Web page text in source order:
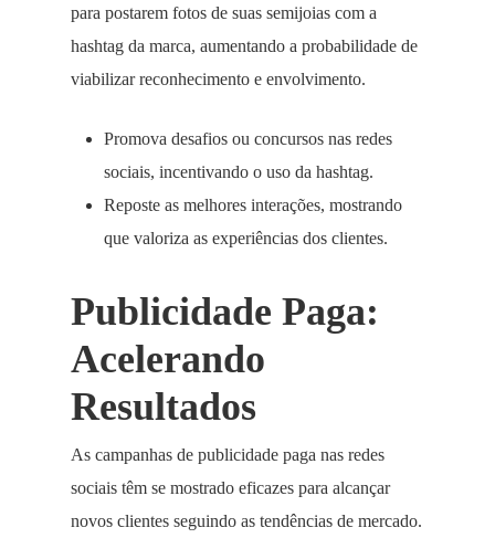
para postarem fotos de suas semijoias com a
hashtag da marca, aumentando a probabilidade de
viabilizar reconhecimento e envolvimento.
Promova desafios ou concursos nas redes
sociais, incentivando o uso da hashtag.
Reposte as melhores interações, mostrando
que valoriza as experiências dos clientes.
Publicidade Paga:
Acelerando
Resultados
As campanhas de publicidade paga nas redes
sociais têm se mostrado eficazes para alcançar
novos clientes seguindo as tendências de mercado.